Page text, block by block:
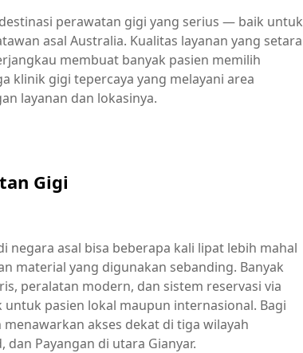
perawatan gigi yang serius — baik untuk
asal Australia. Kualitas layanan yang setara
membuat banyak pasien memilih
klinik gigi tepercaya yang melayani area
layanan dan lokasinya.
Gigi
negara asal bisa beberapa kali lipat lebih mahal
material yang digunakan sebanding. Banyak
peralatan modern, dan sistem reservasi via
pasien lokal maupun internasional. Bagi
akses dekat di tiga wilayah
Payangan di utara Gianyar.